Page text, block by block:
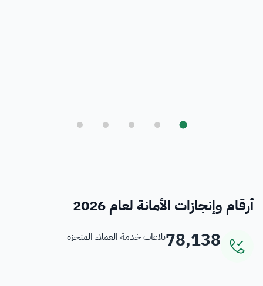
أرقام وإنجازات الأمانة لعام 2026
78,138بلاغات خدمة العملاء المنجزة